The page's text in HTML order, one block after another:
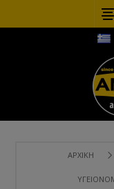
ΑΡΧΙΚΉ